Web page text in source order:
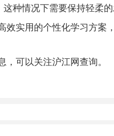
种情况下需要保持轻柔的
实用的个性化学习方案
可以关注沪江网查询。